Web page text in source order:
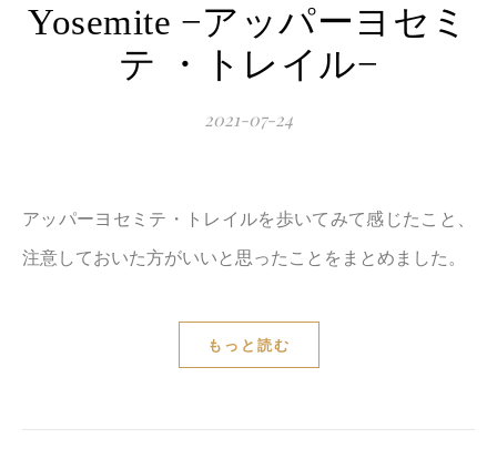
Yosemite −アッパーヨセミ
テ ・トレイル−
2021-07-24
アッパーヨセミテ・トレイルを歩いてみて感じたこと、
注意しておいた方がいいと思ったことをまとめました。
もっと読む